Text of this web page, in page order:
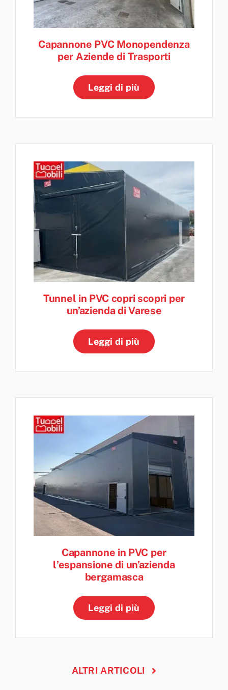
Capannone PVC Monopendenza
per Aziende di Trasporti
Leggi di più
Tunnel in PVC copri scopri per
un’azienda di Varese
Leggi di più
Capannone in PVC per
l’espansione di un’azienda
bergamasca
Leggi di più
ALTRI ARTICOLI